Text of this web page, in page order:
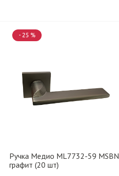
- 25 %
Ручка Медио ML7732-59 MSBN
графит (20 шт)